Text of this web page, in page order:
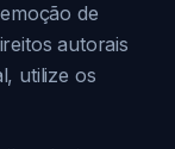
de
autorais
utilize os